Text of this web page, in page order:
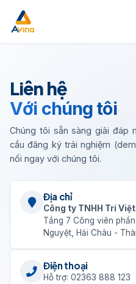
Liên hệ
Với chúng tôi
Chúng tôi sẵn sàng giải đáp
cầu đăng ký trải nghiệm
nối ngay với chúng tôi.
Địa chỉ
Công ty TNHH Trí
Tầng 7 Công viên
Nguyệt, Hải Châu -
Điện thoại
Hỗ trợ: 02363 888 123